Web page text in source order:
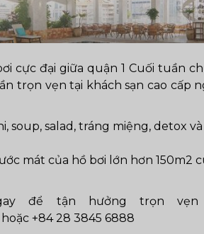
cực đại giữa quận 1 Cuối tuần
trọn vẹn tại khách sạn cao cấp
soup, salad, tráng miệng, detox
mát của hồ bơi lớn hơn 150m2
để tận hưởng trọn vẹn
hoặc +84 28 3845 6888